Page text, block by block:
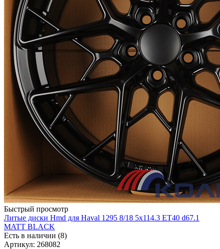
Быстрый просмотр
Литые диски Hmd для Haval 1295 8/18 5x114.3 ET40 d67.1
MATT BLACK
Есть в наличии (8)
Артикул: 268082